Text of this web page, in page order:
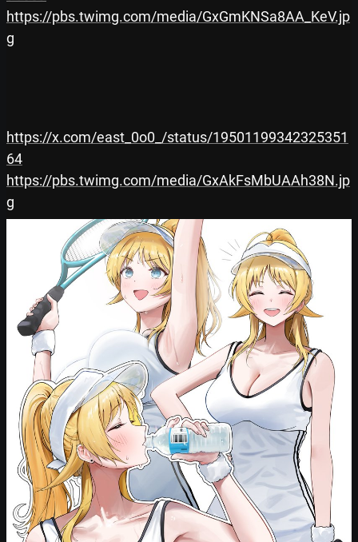
https://pbs.twimg.com/media/GxGmKNSa8AA_KeV.jp
g
https://x.com/east_0o0_/status/19501199342325351
64
https://pbs.twimg.com/media/GxAkFsMbUAAh38N.jp
g